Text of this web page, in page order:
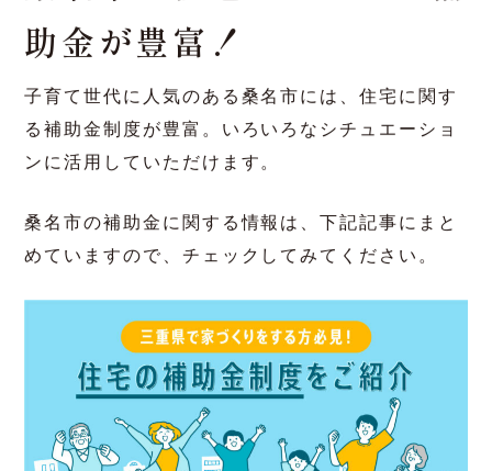
長期優良住宅と省エネ設計
子育て世代も多い桑名市では、ZEHなど長期優良
住宅の基準を満たした設計や、省エネ性能を追求
来的なメンテナンスコストを抑えつつ、快適で安
心な生活が実現します。
桑名市は住宅にまつわる補
助金が豊富！
子育て世代に人気のある桑名市には、住宅に関す